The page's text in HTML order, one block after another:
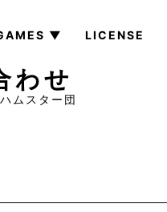
▼ LICENSE
わせ
ムスター団